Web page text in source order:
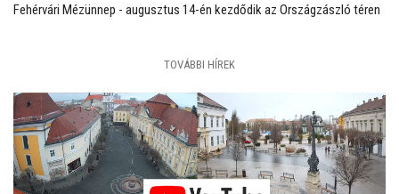
Fehérvári Mézünnep - augusztus 14-én kezdődik az Országzászló téren
TOVÁBBI HÍREK